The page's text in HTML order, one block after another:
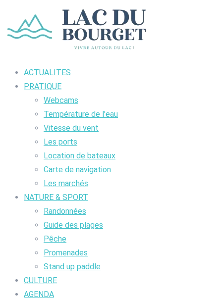
ACTUALITES
PRATIQUE
Webcams
Température de l’eau
Vitesse du vent
Les ports
Location de bateaux
Carte de navigation
Les marchés
NATURE & SPORT
Randonnées
Guide des plages
Pêche
Promenades
Stand up paddle
CULTURE
AGENDA